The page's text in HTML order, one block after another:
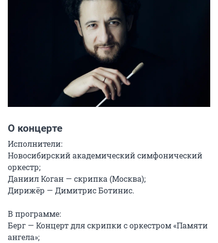
О концерте
Исполнители:
Новосибирский академический симфонический
оркестр;
Даниил Коган — скрипка (Москва);
Дирижёр — Димитрис Ботинис.
В программе:
Берг — Концерт для скрипки с оркестром «Памяти
ангела»;